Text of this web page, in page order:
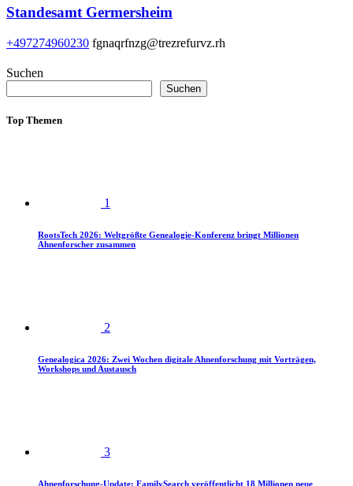
Standesamt Germersheim
+497274960230 fgnaqrfnzg@trezrefurvz.rh
Suchen
Suchen
Top Themen
1
RootsTech 2026: Weltgrößte Genealogie-Konferenz bringt Millionen
Ahnenforscher zusammen
2
Genealogica 2026: Zwei Wochen digitale Ahnenforschung mit Vorträgen,
Workshops und Austausch
3
Ahnenforschung-Update: FamilySearch veröffentlicht 18 Millionen neue